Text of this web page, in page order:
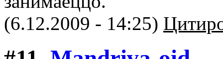
(6.12.2009 - 14:25)